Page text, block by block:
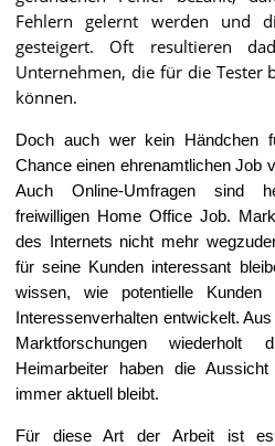
Fehlern gelernt werden und
gesteigert. Oft resultieren
Unternehmen, die für die Tester
können.
Doch auch wer kein Händchen
Chance einen ehrenamtlichen Job
Auch Online-Umfragen sind
freiwilligen Home Office Job.
des Internets nicht mehr
für seine Kunden interessant
wissen, wie potentielle
Interessenverhalten entwickelt.
Marktforschungen wiederholt
Heimarbeiter haben die
immer aktuell bleibt.
Für diese Art der Arbeit ist